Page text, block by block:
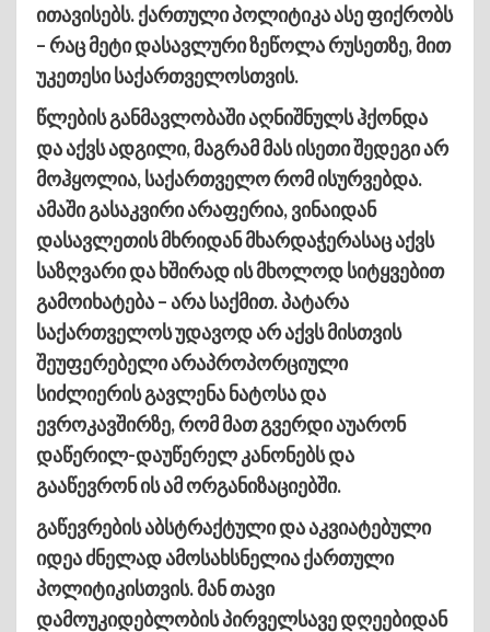
ითავისებს. ქართული პოლიტიკა ასე ფიქრობს
– რაც მეტი დასავლური ზეწოლა რუსეთზე, მით
უკეთესი საქართველოსთვის.
წლების განმავლობაში აღნიშნულს ჰქონდა
და აქვს ადგილი, მაგრამ მას ისეთი შედეგი არ
მოჰყოლია, საქართველო რომ ისურვებდა.
ამაში გასაკვირი არაფერია, ვინაიდან
დასავლეთის მხრიდან მხარდაჭერასაც აქვს
საზღვარი და ხშირად ის მხოლოდ სიტყვებით
გამოიხატება – არა საქმით. პატარა
საქართველოს უდავოდ არ აქვს მისთვის
შეუფერებელი არაპროპორციული
სიძლიერის გავლენა ნატოსა და
ევროკავშირზე, რომ მათ გვერდი აუარონ
დაწერილ-დაუწერელ კანონებს და
გააწევრონ ის ამ ორგანიზაციებში.
გაწევრების აბსტრაქტული და აკვიატებული
იდეა ძნელად ამოსახსნელია ქართული
პოლიტიკისთვის. მან თავი
დამოუკიდებლობის პირველსავე დღეებიდან